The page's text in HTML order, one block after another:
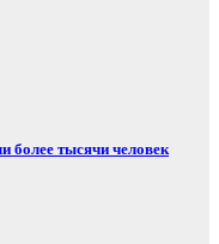
более тысячи человек